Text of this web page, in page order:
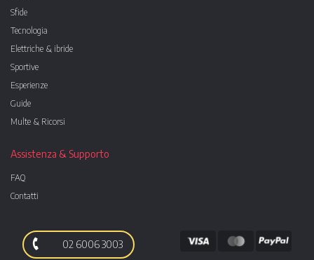
Sfide
Tecnologia
Elettriche & ibride
Sportive
Esperienze
Guide
Multe & Ricorsi
Assistenza & Supporto
FAQ
Contatti
02 6006 3003